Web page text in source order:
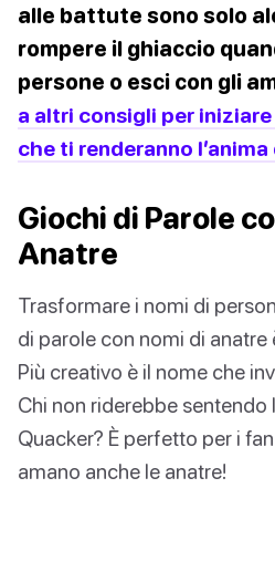
alle battute sono solo
rompere il ghiaccio
persone o esci con gli
a altri consigli per
che ti renderanno
Giochi di Parole
Anatre
Trasformare i nomi di
di parole con nomi di anatre
Più creativo è il nome che
Chi non riderebbe sentendo
Quacker? È perfetto per i
amano anche le anatre!